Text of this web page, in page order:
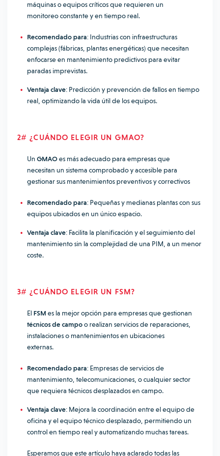
máquinas o equipos críticos que requieren un
monitoreo constante y en tiempo real.
Recomendado para: Industrias con infraestructuras
complejas (fábricas, plantas energéticas) que necesitan
enfocarse en mantenimiento predictivos para evitar
paradas imprevistas.
Ventaja clave: Predicción y prevención de fallos en tiempo
real, optimizando la vida útil de los equipos.
2# ¿CUÁNDO ELEGIR UN GMAO?
Un GMAOes más adecuado para empresas que
necesitan un sistema comprobado y accesible para
gestionar sus mantenimientos preventivos y correctivos
Recomendado para: Pequeñas y medianas plantas con sus
equipos ubicados en un único espacio.
Ventaja clave: Facilita la planificación y el seguimiento del
mantenimiento sin la complejidad de una PIM, a un menor
coste.
3# ¿CUÁNDO ELEGIR UN FSM?
El FSM es la mejor opción para empresas que gestionan
técnicos de campoo realizan servicios de reparaciones,
instalaciones o mantenimientos en ubicaciones
externas.
Recomendado para: Empresas de servicios de
mantenimiento, telecomunicaciones, o cualquier sector
que requiera técnicos desplazados en campo.
Ventaja clave: Mejora la coordinación entre el equipo de
oficina y el equipo técnico desplazado, permitiendo un
control en tiempo real y automatizando muchas tareas.
Esperamos que este artículo haya aclarado todas las